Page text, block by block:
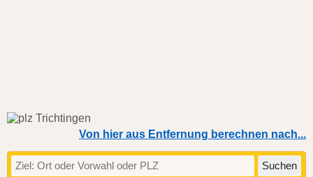
Von hier aus Entfernung berechnen nach...